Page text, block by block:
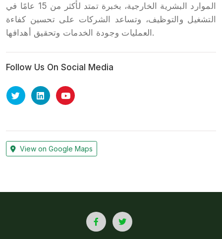
الموارد البشرية الخارجية، بخبرة تمتد لأكثر من 15 عامًا في
التشغيل والتوظيف، وتساعد الشركات على تحسين كفاءة
العمليات وجودة الخدمات وتحقيق أهدافها.
Follow Us On Social Media
View on Google Maps